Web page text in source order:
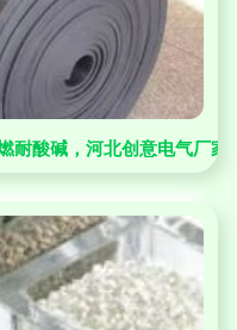
酸碱，河北创意电气厂家